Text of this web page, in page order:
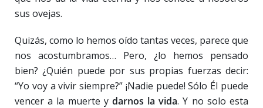
sus ovejas.
Quizás, como lo hemos oído tantas veces, parece que
nos acostumbramos… Pero, ¿lo hemos pensado
bien? ¿Quién puede por sus propias fuerzas decir:
“Yo voy a vivir siempre?” ¡Nadie puede! Sólo Él puede
vencer a la muerte y darnos la vida. Y no solo esta